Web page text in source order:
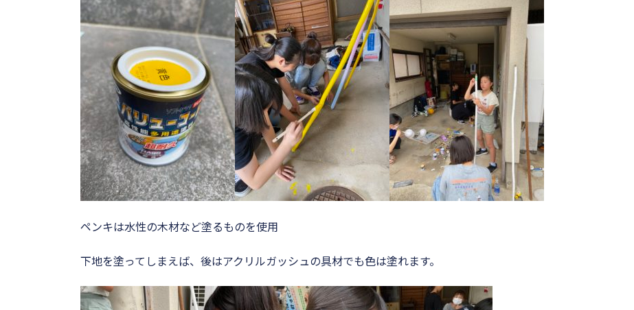
ペンキは水性の木材など塗るものを使用
下地を塗ってしまえば、後はアクリルガッシュの具材でも色は塗れます。